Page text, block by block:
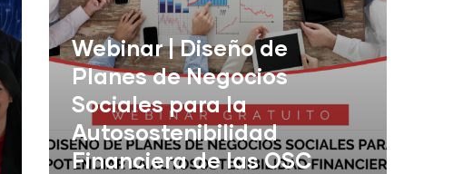
Webinar | Diseño de
Planes de Negocios
Sociales para la
Autosostenibilidad
Financiera de las OSC